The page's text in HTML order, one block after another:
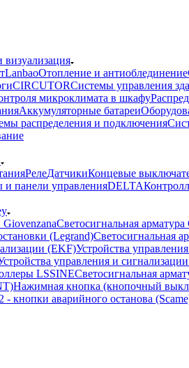
визуализация
LanbaoОтопление и антиоблединение
CIRCUTORСистемы управления
микроклимата в шкафу
Аккумуляторные батареи
распределения и подключения
РелеДатчикиКонцевые
панели управленияDELTA
Светосигнальная
(Legrand)Светосигнальная
(EKF)Устройства
управления и
LSSINEСветосигнальная
Нажимная кнопка (кнопочный
- кнопки аварийного останова